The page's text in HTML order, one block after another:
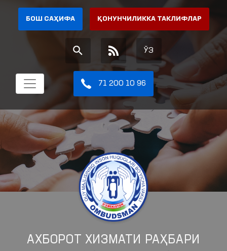
БОШ САҲИФА ҚОНУНЧИЛИККА ТАКЛИФЛАР
ЎЗ
71 200 10 96
АХБОРОТ ХИЗМАТИ РАҲБАРИ